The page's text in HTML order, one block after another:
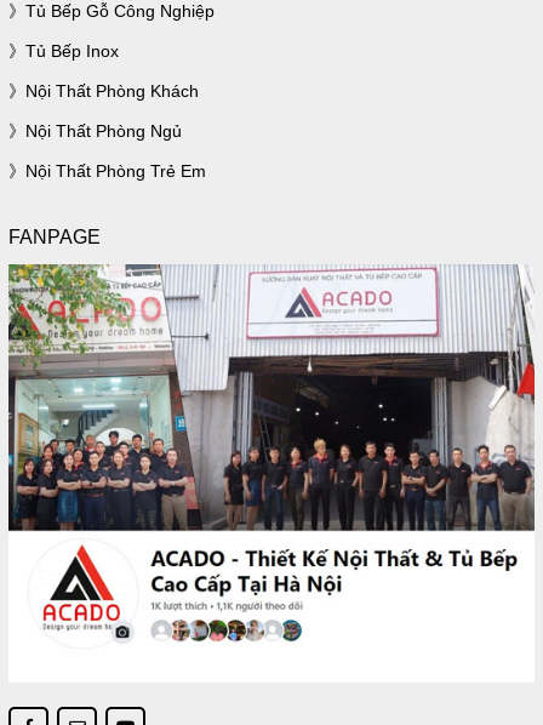
Tủ Bếp Gỗ Công Nghiệp
Tủ Bếp Inox
Nội Thất Phòng Khách
Nội Thất Phòng Ngủ
Nội Thất Phòng Trẻ Em
FANPAGE